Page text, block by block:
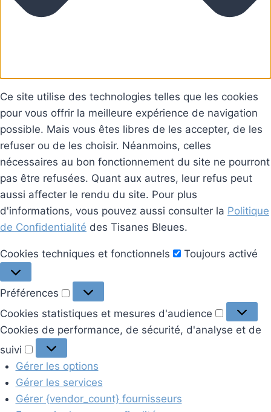
Ce site utilise des technologies telles que les cookies
pour vous offrir la meilleure expérience de navigation
possible. Mais vous êtes libres de les accepter, de les
refuser ou de les choisir. Néanmoins, celles
nécessaires au bon fonctionnement du site ne pourront
pas être refusées. Quant aux autres, leur refus peut
aussi affecter le rendu du site. Pour plus
d'informations, vous pouvez aussi consulter la Politique
de Confidentialité des Tisanes Bleues.
Cookies techniques et fonctionnels
Cookies
fonctionnels
Toujours activé
Préférences Préférences
Cookies statistiques et mesures d'audience
Cookies
Cookies de performance, de sécurité, d'analyse et de
suivi
Cookies
de
performance,
de
Gérer les options
Gérer les services
Gérer {vendor_count} fournisseurs